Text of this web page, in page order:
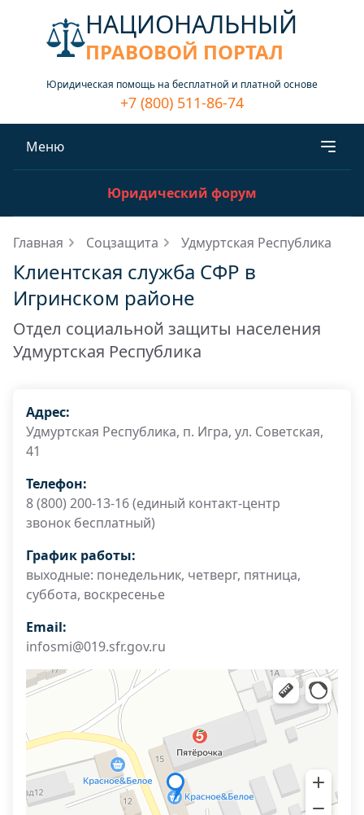
НАЦИОНАЛЬНЫЙ
ПРАВОВОЙ ПОРТАЛ
Юридическая помощь на бесплатной и платной основе
+7 (800) 511-86-74
Меню
Юридический форум
Главная Соцзащита Удмуртская Республика
Клиентская служба СФР в
Игринском районе
Отдел социальной защиты населения
Удмуртская Республика
Адрес:
Удмуртская Республика, п. Игра, ул. Советская,
41
Телефон:
8 (800) 200-13-16 (единый контакт-центр
звонок бесплатный)
График работы:
выходные: понедельник, четверг, пятница,
суббота, воскресенье
Email:
infosmi@019.sfr.gov.ru